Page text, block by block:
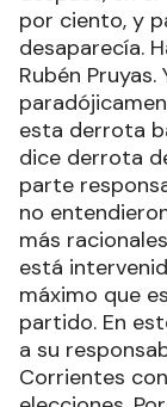
por ciento, y
desaparecía.
Rubén Pruyas.
esta derrota
dice derrota
parte
no
más
está
máximo que
partido. En
a su
Corrientes